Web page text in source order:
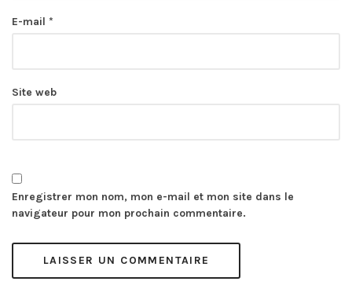
E-mail *
Site web
Enregistrer mon nom, mon e-mail et mon site dans le
navigateur pour mon prochain commentaire.